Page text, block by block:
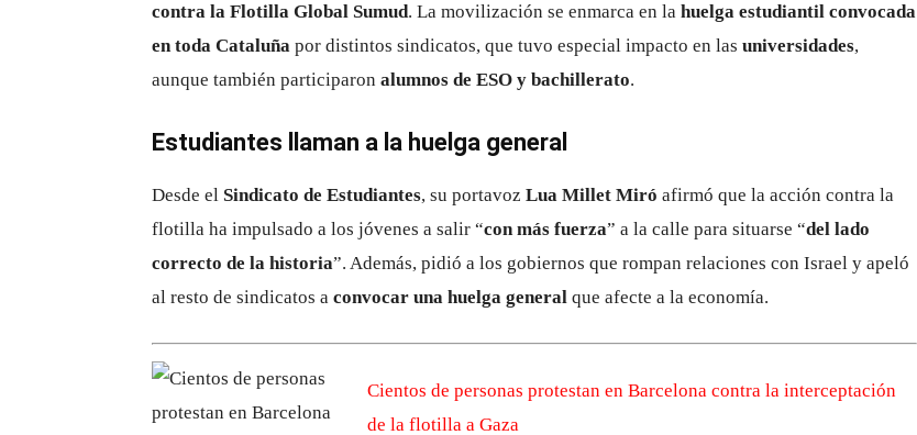
contra la Flotilla Global Sumud. La movilización se enmarca en la huelga estudiantil convocada
en toda Cataluña por distintos sindicatos, que tuvo especial impacto en las universidades,
aunque también participaron alumnos de ESO y bachillerato.
Estudiantes llaman a la huelga general
Desde el Sindicato de Estudiantes, su portavoz Lua Millet Miró afirmó que la acción contra la
flotilla ha impulsado a los jóvenes a salir “con más fuerza” a la calle para situarse “del lado
correcto de la historia”. Además, pidió a los gobiernos que rompan relaciones con Israel y apeló
al resto de sindicatos a convocar una huelga general que afecte a la economía.
Cientos de personas protestan en Barcelona contra la interceptación
de la flotilla a Gaza